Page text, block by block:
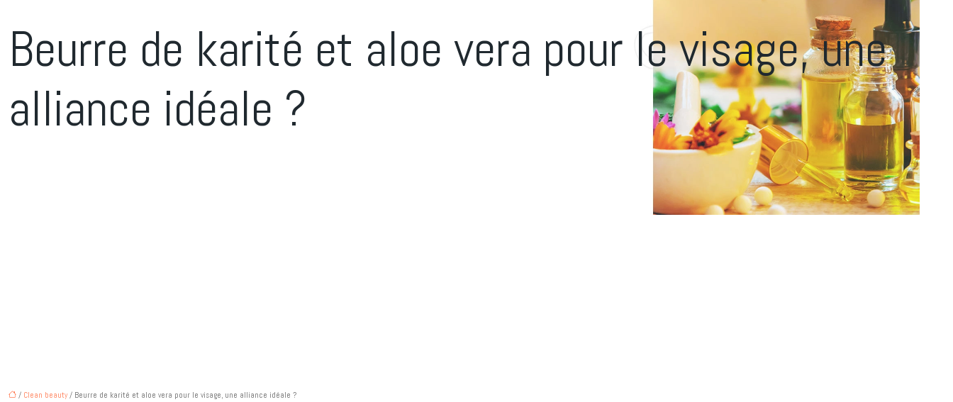
Beurre de karité et aloe vera pour le visage, une
alliance idéale ?
/ Clean beauty/ Beurre de karité et aloe vera pour le visage, une alliance idéale ?